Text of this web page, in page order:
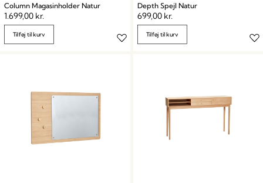
Column Magasinholder Natur
1.699,00 kr.
Tilføj til kurv
Depth Spejl Natur
699,00 kr.
Tilføj til kurv